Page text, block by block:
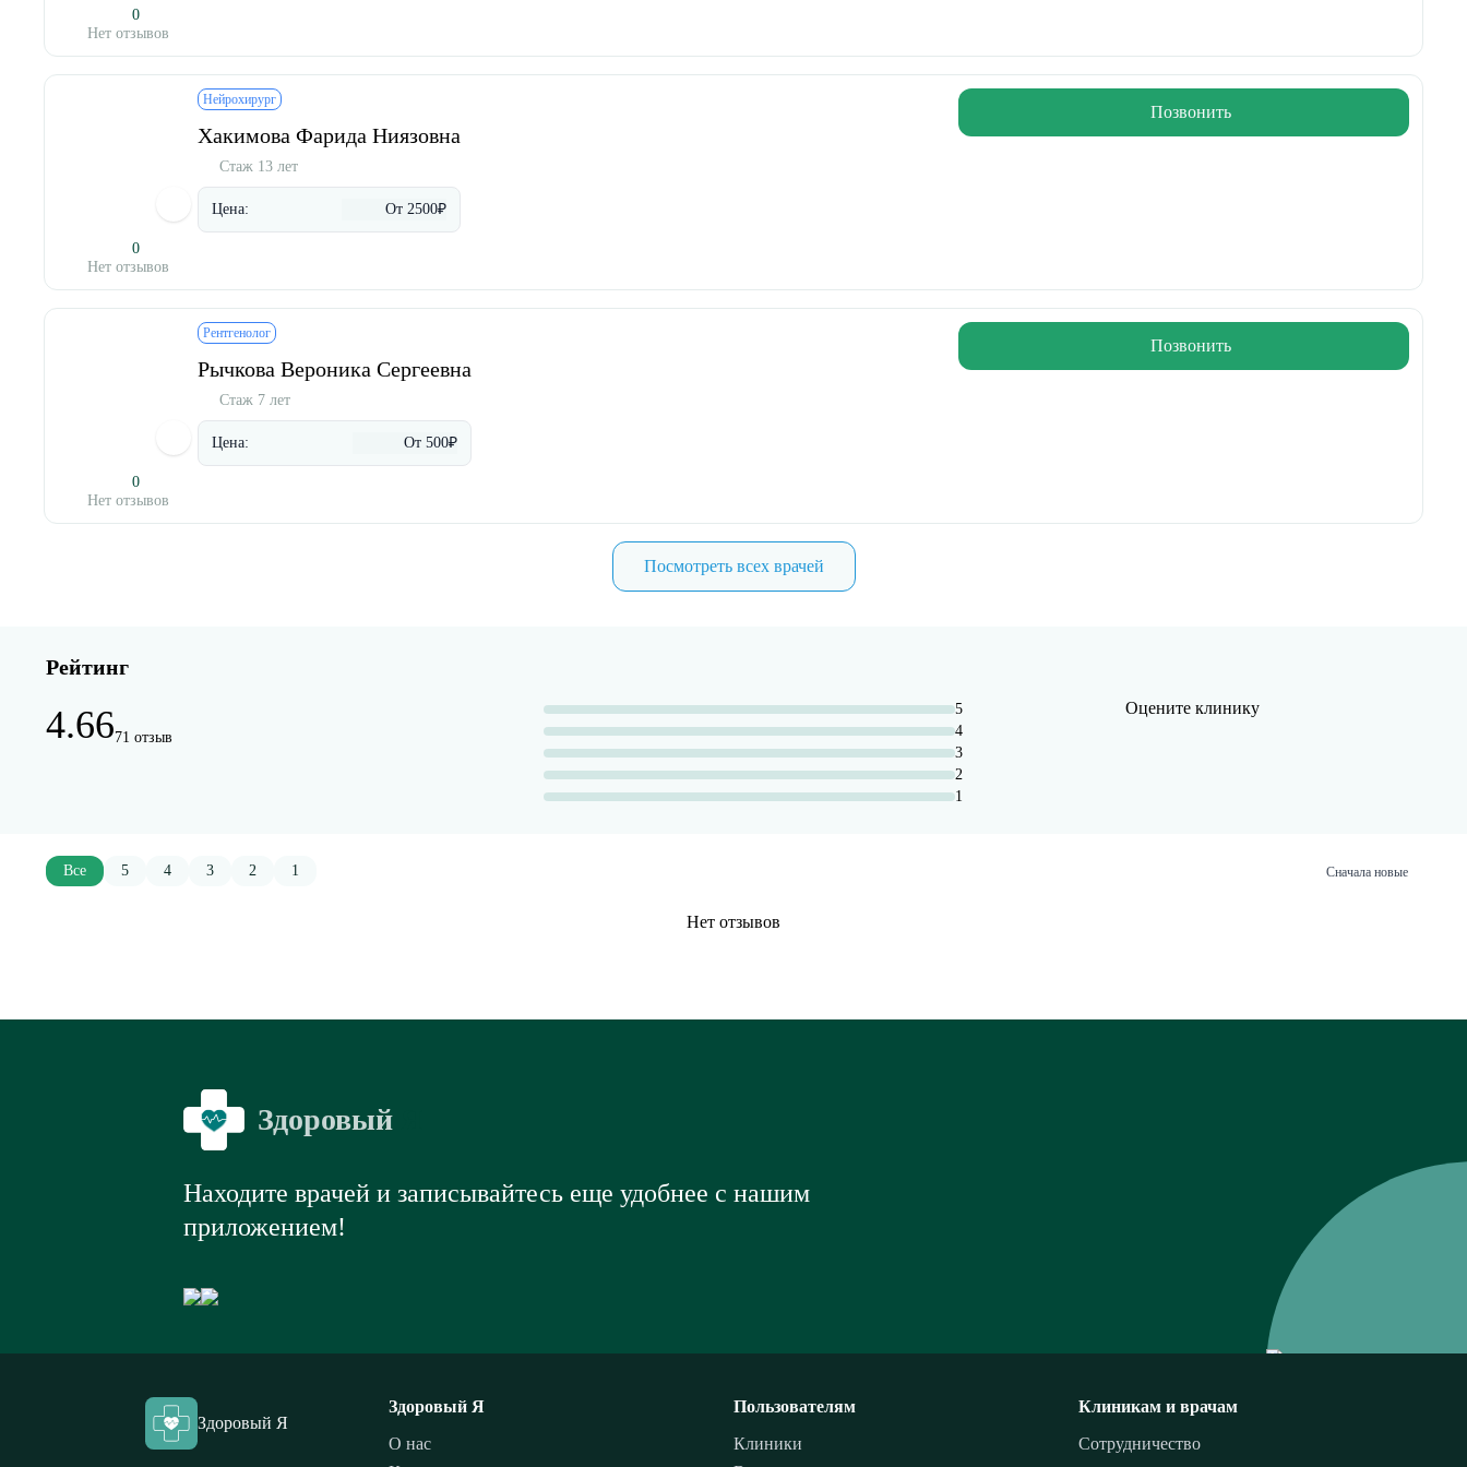
0
Нет отзывов
0
Нет отзывов
Нейрохирург
Хакимова Фарида Ниязовна
Стаж 13 лет
Цена: От 2500₽
Позвонить
0
Нет отзывов
Рентгенолог
Рычкова Вероника Сергеевна
Стаж 7 лет
Цена: От 500₽
Позвонить
Посмотреть всех врачей
Рейтинг
4.6671 отзыв
5
4
3
2
1
Оцените клинику
Все 5 4 3 2 1 Сначала новые
Нет отзывов
Здоровый
Находите врачей и записывайтесь еще удобнее с нашим
приложением!
Здоровый Я
Здоровый Я
О нас
Клиникам и врачам
Сотрудничество
Пользователям
Клиники